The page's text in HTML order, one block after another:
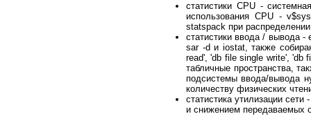
статистики CPU -
использования CPU -
statspack при
статистики ввода / вывода
sar -d и iostat, также
read', 'db file single write', 'db
табличные пространства,
подсистемы ввода/вывода
количеству физических
статистика утилизации
и снижением передаваемых